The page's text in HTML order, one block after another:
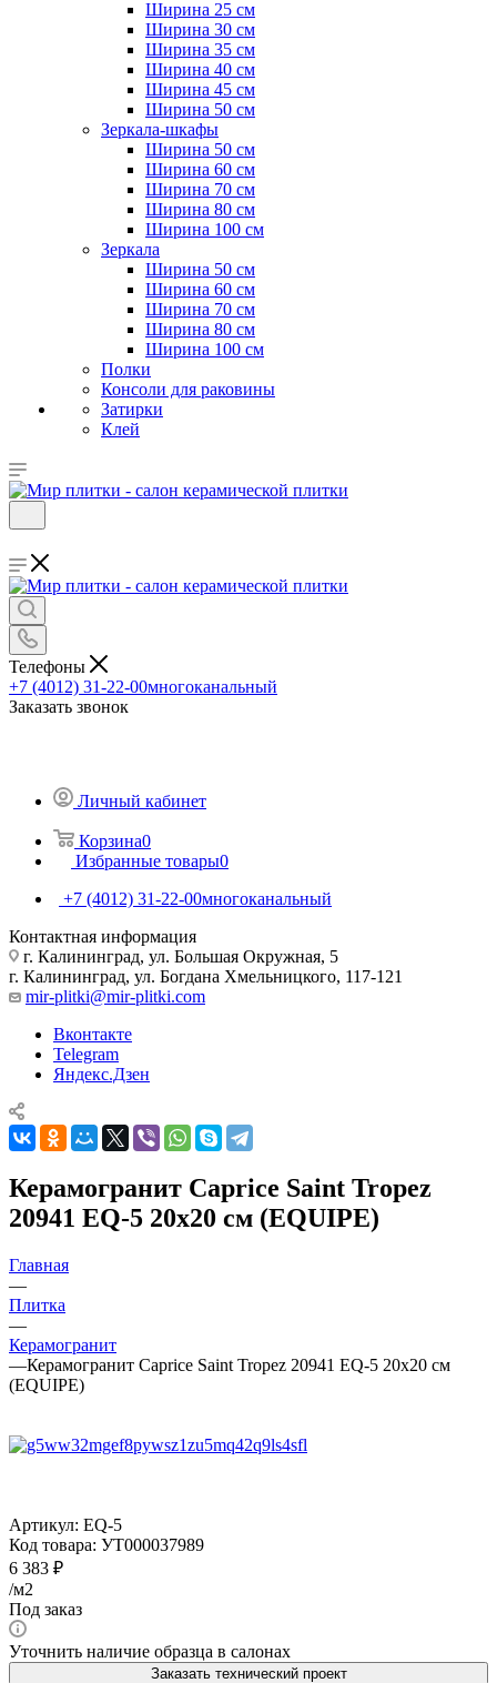
Ширина 25 см
Ширина 30 см
Ширина 35 см
Ширина 40 см
Ширина 45 см
Ширина 50 см
Зеркала-шкафы
Ширина 50 см
Ширина 60 см
Ширина 70 см
Ширина 80 см
Ширина 100 см
Зеркала
Ширина 50 см
Ширина 60 см
Ширина 70 см
Ширина 80 см
Ширина 100 см
Полки
Консоли для раковины
Затирки
Клей
Телефоны
+7 (4012) 31-22-00многоканальный
Заказать звонок
Личный кабинет
Корзина0
Избранные товары0
+7 (4012) 31-22-00многоканальный
Контактная информация
г. Калининград, ул. Большая Окружная, 5
г. Калининград, ул. Богдана Хмельницкого, 117-121
mir-plitki@mir-plitki.com
Вконтакте
Telegram
Яндекс.Дзен
Керамогранит Caprice Saint Tropez
20941 EQ-5 20x20 см (EQUIPE)
Главная
—
Плитка
—
Керамогранит
—Керамогранит Caprice Saint Tropez 20941 EQ-5 20x20 см
(EQUIPE)
Артикул: EQ-5
Код товара: УТ000037989
6 383 ₽
/м2
Под заказ
Уточнить наличие образца в салонах
Заказать технический проект